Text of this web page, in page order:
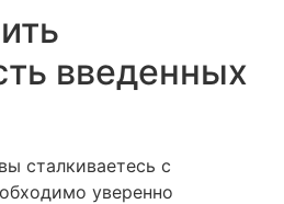
введенных
сталкиваетесь с
уверенно